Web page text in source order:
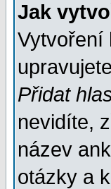
Jak
Vytvoření
Přidat
nevidíte,
název
otázky a